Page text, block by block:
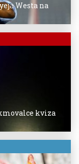
Westa na
kviza